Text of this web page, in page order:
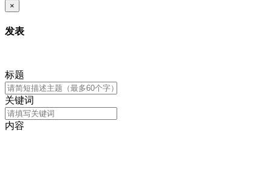
×
发表
标题
关键词
内容